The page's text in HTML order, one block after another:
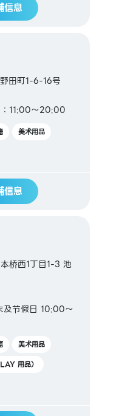
信息
田町1-6-16号
11:00～20:00
美术用品
信息
桥西1丁目1-3 池
节假日 10:00～
美术用品
用品）